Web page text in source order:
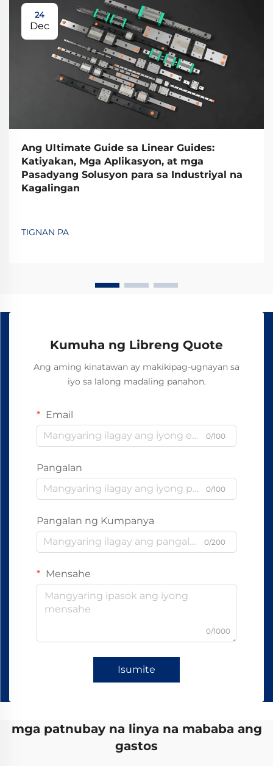
24
Dec
Ang Ultimate Guide sa Linear Guides:
Katiyakan, Mga Aplikasyon, at mga
Pasadyang Solusyon para sa Industriyal na
Kagalingan
TIGNAN PA
Kumuha ng Libreng Quote
Ang aming kinatawan ay makikipag-ugnayan sa
iyo sa lalong madaling panahon.
Email
0/100
Pangalan
0/100
Pangalan ng Kumpanya
0/200
Mensahe
0/1000
Isumite
mga patnubay na linya na mababa ang
gastos